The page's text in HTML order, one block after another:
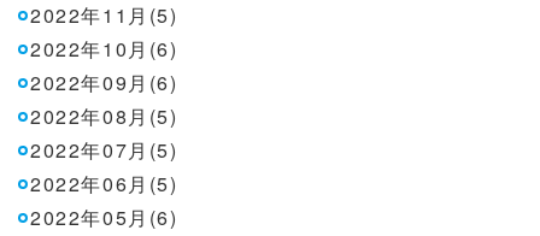
2022年11月(5)
2022年10月(6)
2022年09月(6)
2022年08月(5)
2022年07月(5)
2022年06月(5)
2022年05月(6)